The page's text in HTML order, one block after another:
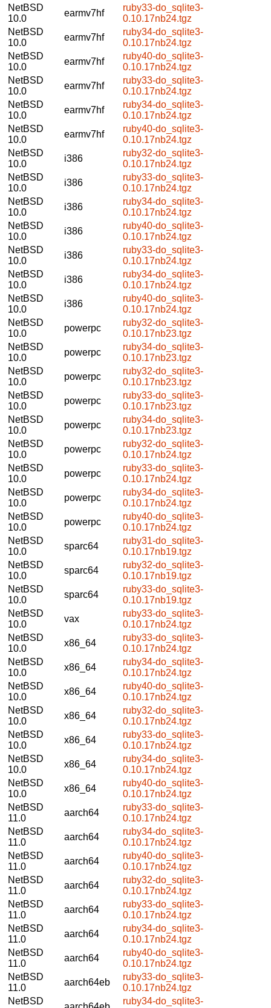
NetBSD
10.0
earmv7hf
ruby33-do_sqlite3-
0.10.17nb24.tgz
NetBSD
10.0
earmv7hf
ruby34-do_sqlite3-
0.10.17nb24.tgz
NetBSD
10.0
earmv7hf
ruby40-do_sqlite3-
0.10.17nb24.tgz
NetBSD
10.0
earmv7hf
ruby33-do_sqlite3-
0.10.17nb24.tgz
NetBSD
10.0
earmv7hf
ruby34-do_sqlite3-
0.10.17nb24.tgz
NetBSD
10.0
earmv7hf
ruby40-do_sqlite3-
0.10.17nb24.tgz
NetBSD
10.0
i386
ruby32-do_sqlite3-
0.10.17nb24.tgz
NetBSD
10.0
i386
ruby33-do_sqlite3-
0.10.17nb24.tgz
NetBSD
10.0
i386
ruby34-do_sqlite3-
0.10.17nb24.tgz
NetBSD
10.0
i386
ruby40-do_sqlite3-
0.10.17nb24.tgz
NetBSD
10.0
i386
ruby33-do_sqlite3-
0.10.17nb24.tgz
NetBSD
10.0
i386
ruby34-do_sqlite3-
0.10.17nb24.tgz
NetBSD
10.0
i386
ruby40-do_sqlite3-
0.10.17nb24.tgz
NetBSD
10.0
powerpc
ruby32-do_sqlite3-
0.10.17nb23.tgz
NetBSD
10.0
powerpc
ruby34-do_sqlite3-
0.10.17nb23.tgz
NetBSD
10.0
powerpc
ruby32-do_sqlite3-
0.10.17nb23.tgz
NetBSD
10.0
powerpc
ruby33-do_sqlite3-
0.10.17nb23.tgz
NetBSD
10.0
powerpc
ruby34-do_sqlite3-
0.10.17nb23.tgz
NetBSD
10.0
powerpc
ruby32-do_sqlite3-
0.10.17nb24.tgz
NetBSD
10.0
powerpc
ruby33-do_sqlite3-
0.10.17nb24.tgz
NetBSD
10.0
powerpc
ruby34-do_sqlite3-
0.10.17nb24.tgz
NetBSD
10.0
powerpc
ruby40-do_sqlite3-
0.10.17nb24.tgz
NetBSD
10.0
sparc64
ruby31-do_sqlite3-
0.10.17nb19.tgz
NetBSD
10.0
sparc64
ruby32-do_sqlite3-
0.10.17nb19.tgz
NetBSD
10.0
sparc64
ruby33-do_sqlite3-
0.10.17nb19.tgz
NetBSD
10.0
vax
ruby33-do_sqlite3-
0.10.17nb24.tgz
NetBSD
10.0
x86_64
ruby33-do_sqlite3-
0.10.17nb24.tgz
NetBSD
10.0
x86_64
ruby34-do_sqlite3-
0.10.17nb24.tgz
NetBSD
10.0
x86_64
ruby40-do_sqlite3-
0.10.17nb24.tgz
NetBSD
10.0
x86_64
ruby32-do_sqlite3-
0.10.17nb24.tgz
NetBSD
10.0
x86_64
ruby33-do_sqlite3-
0.10.17nb24.tgz
NetBSD
10.0
x86_64
ruby34-do_sqlite3-
0.10.17nb24.tgz
NetBSD
10.0
x86_64
ruby40-do_sqlite3-
0.10.17nb24.tgz
NetBSD
11.0
aarch64
ruby33-do_sqlite3-
0.10.17nb24.tgz
NetBSD
11.0
aarch64
ruby34-do_sqlite3-
0.10.17nb24.tgz
NetBSD
11.0
aarch64
ruby40-do_sqlite3-
0.10.17nb24.tgz
NetBSD
11.0
aarch64
ruby32-do_sqlite3-
0.10.17nb24.tgz
NetBSD
11.0
aarch64
ruby33-do_sqlite3-
0.10.17nb24.tgz
NetBSD
11.0
aarch64
ruby34-do_sqlite3-
0.10.17nb24.tgz
NetBSD
11.0
aarch64
ruby40-do_sqlite3-
0.10.17nb24.tgz
NetBSD
11.0
aarch64eb
ruby33-do_sqlite3-
0.10.17nb24.tgz
NetBSD
ruby34-do_sqlite3-